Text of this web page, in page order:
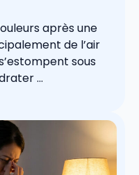
après une
de l’air
sous
...